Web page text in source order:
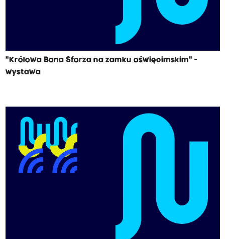
"Królowa Bona Sforza na zamku oświęcimskim" -
wystawa